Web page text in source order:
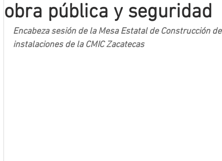
obra pública y seguridad
Encabeza sesión de la Mesa Estatal de Construcción
instalaciones de la CMIC Zacatecas